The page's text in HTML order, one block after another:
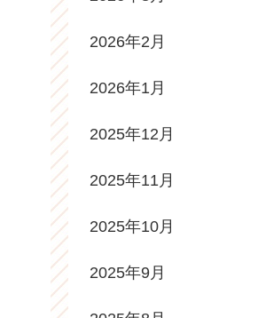
2026年2月
2026年1月
2025年12月
2025年11月
2025年10月
2025年9月